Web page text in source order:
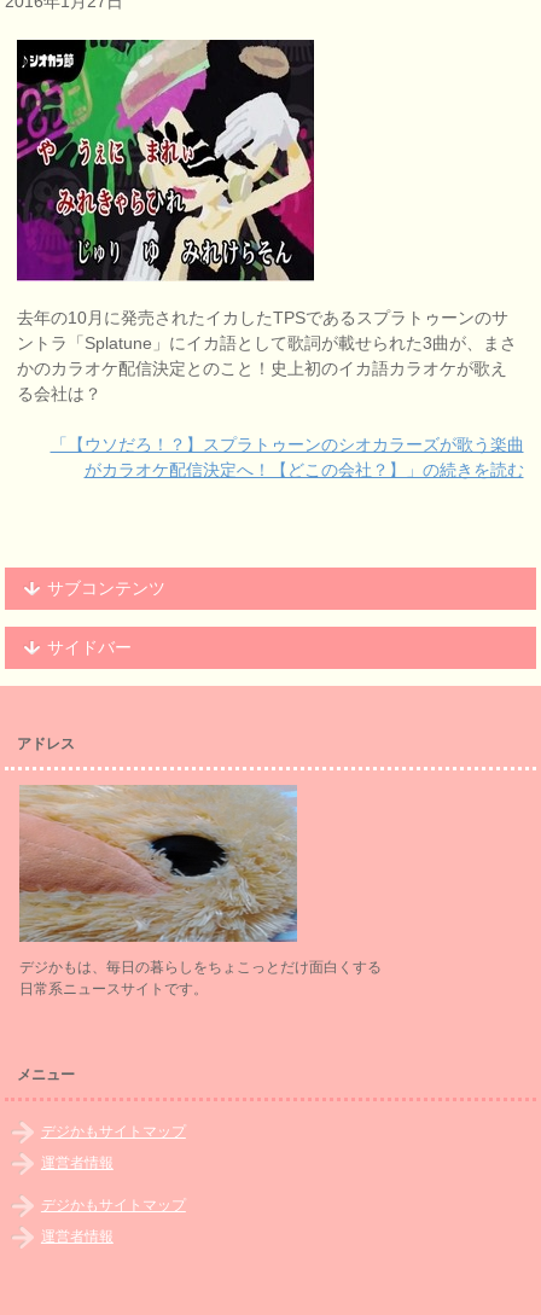
去年の10月に発売されたイカしたTPSであるスプラトゥーンのサ
ントラ「Splatune」にイカ語として歌詞が載せられた3曲が、まさ
かのカラオケ配信決定とのこと！史上初のイカ語カラオケが歌え
る会社は？
「【ウソだろ！？】スプラトゥーンのシオカラーズが歌う楽曲
がカラオケ配信決定へ！【どこの会社？】」の続きを読む
サブコンテンツ
サイドバー
アドレス
デジかもは、毎日の暮らしをちょこっとだけ面白くする
日常系ニュースサイトです。
メニュー
デジかもサイトマップ
運営者情報
デジかもサイトマップ
運営者情報